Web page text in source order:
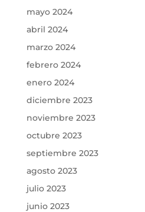
mayo 2024
abril 2024
marzo 2024
febrero 2024
enero 2024
diciembre 2023
noviembre 2023
octubre 2023
septiembre 2023
agosto 2023
julio 2023
junio 2023